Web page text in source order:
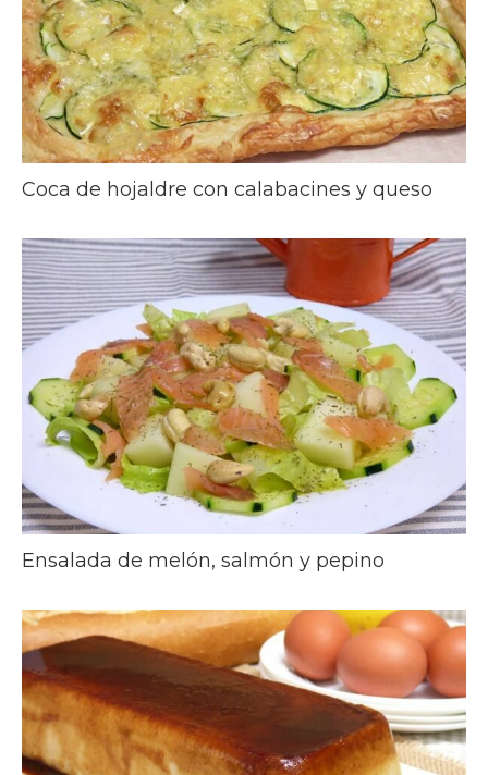
Coca de hojaldre con calabacines y queso
Ensalada de melón, salmón y pepino